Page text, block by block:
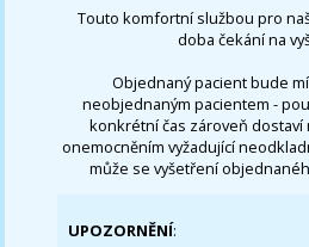
Touto komfortní službou pro
doba čekání na
Objednaný pacient bude
neobjednaným pacientem -
konkrétní čas zároveň dostaví
onemocněním vyžadující
může se vyšetření
UPOZORNĚNÍ: